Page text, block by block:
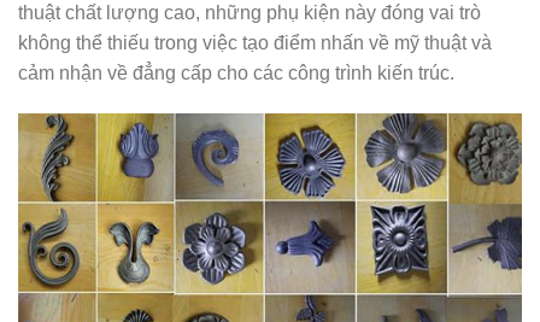
thuật chất lượng cao, những phụ kiện này đóng vai trò
không thể thiếu trong việc tạo điểm nhấn về mỹ thuật và
cảm nhận về đẳng cấp cho các công trình kiến trúc.